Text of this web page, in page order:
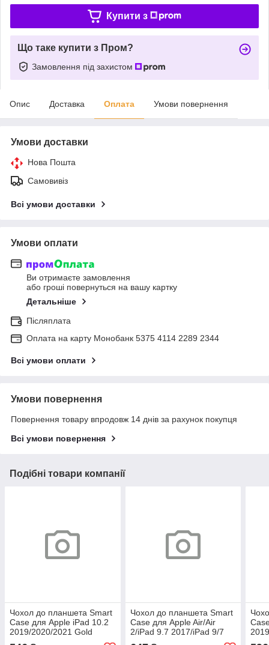
Купити з
Що таке купити з Пром?
Замовлення під захистом
Опис Доставка Оплата Умови повернення
Умови доставки
Нова Пошта
Самовивіз
Всі умови доставки
Умови оплати
Ви отримаєте замовлення
або гроші повернуться на вашу картку
Детальніше
Післяплата
Оплата на карту Монобанк 5375 4114 2289 2344
Всі умови оплати
Умови повернення
Повернення товару впродовж 14 днів за рахунок покупця
Всі умови повернення
Подібні товари компанії
Чохол до планшета Smart
Case для Apple iPad 10.2
2019/2020/2021 Gold
Чохол до планшета Smart
Case для Apple Air/Air
2/iPad 9.7 2017/iPad 9/7